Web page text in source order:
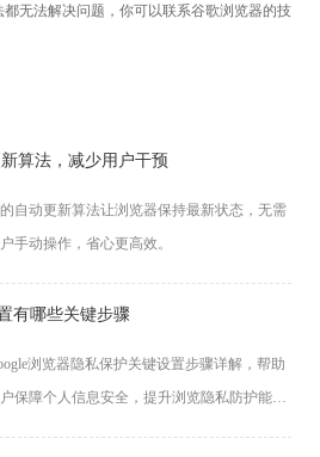
无法解决问题，你可以联系谷歌浏览器的技
算法，减少用户干预
自动更新算法让浏览器保持最新状态，无需
手动操作，省心更高效。
有哪些关键步骤
浏览器隐私保护关键设置步骤详解，帮助
保障个人信息安全，提升浏览隐私防护能